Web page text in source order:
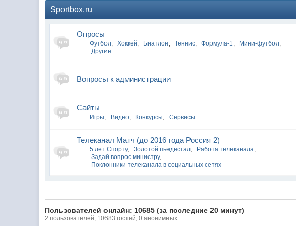
Sportbox.ru
Опросы
Футбол, Хоккей, Биатлон, Теннис, Формула-1, Мини-футбол,
Другие
Вопросы к администрации
Сайты
Игры, Видео, Конкурсы, Сервисы
Телеканал Матч (до 2016 года Россия 2)
5 лет Спорту, Золотой пьедестал, Работа телеканала,
Задай вопрос министру,
Поклонники телеканала в социальных сетях
Пользователей онлайн: 10685 (за последние 20 минут)
2 пользователей, 10683 гостей, 0 анонимных